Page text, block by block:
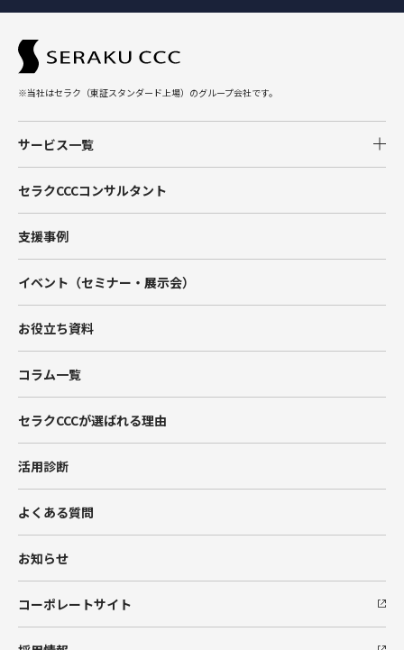
※当社はセラク（東証スタンダード上場）のグループ会社です。
サービス一覧
Salesforce
Tableau
Account Engagement（旧Pardot）
Marketing Cloud
Data Cloud
BtoBマーケティング支援
セラクCCCコンサルタント
支援事例
イベント（セミナー・展示会）
お役立ち資料
コラム一覧
セラクCCCが選ばれる理由
活用診断
よくある質問
お知らせ
コーポレートサイト